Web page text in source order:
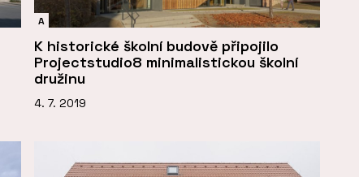
A
K historické školní budově připojilo
Projectstudio8 minimalistickou školní
družinu
4. 7. 2019